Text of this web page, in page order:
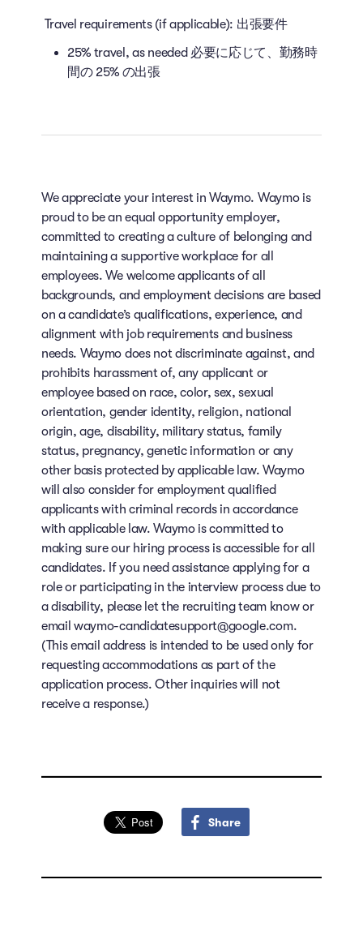
Travel requirements (if applicable): 出張要件
25% travel, as needed 必要に応じて、勤務時
間の 25% の出張
We appreciate your interest in Waymo. Waymo is
proud to be an equal opportunity employer,
committed to creating a culture of belonging and
maintaining a supportive workplace for all
employees. We welcome applicants of all
backgrounds, and employment decisions are based
on a candidate’s qualifications, experience, and
alignment with job requirements and business
needs. Waymo does not discriminate against, and
prohibits harassment of, any applicant or
employee based on race, color, sex, sexual
orientation, gender identity, religion, national
origin, age, disability, military status, family
status, pregnancy, genetic information or any
other basis protected by applicable law. Waymo
will also consider for employment qualified
applicants with criminal records in accordance
with applicable law. Waymo is committed to
making sure our hiring process is accessible for all
candidates. If you need assistance applying for a
role or participating in the interview process due to
a disability, please let the recruiting team know or
email waymo-candidatesupport@google.com.
(This email address is intended to be used only for
requesting accommodations as part of the
application process. Other inquiries will not
receive a response.)
Share